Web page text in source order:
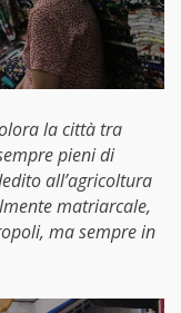
la città tra
pieni di
all’agricoltura
matriarcale,
ma sempre in